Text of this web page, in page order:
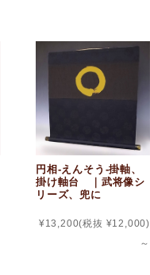
円相‐えんそう-掛軸、
掛け軸台 ｜武将像シ
リーズ、兜に
¥13,200(税抜 ¥12,000)
～